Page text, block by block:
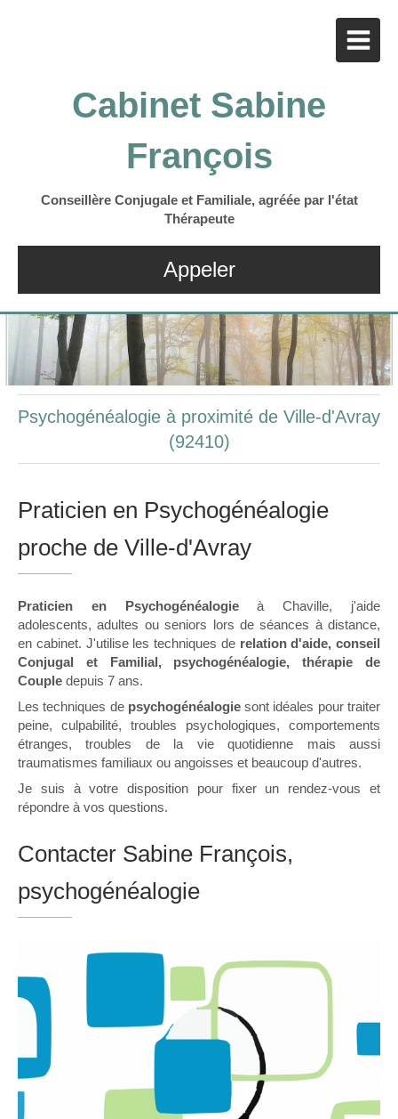
Cabinet Sabine
François
Conseillère Conjugale et Familiale, agréée par l'état
Thérapeute
Appeler
Psychogénéalogie à proximité de Ville-d'Avray
(92410)
Praticien en Psychogénéalogie
proche de Ville-d'Avray
Praticien en Psychogénéalogieà Chaville, j'aide
adolescents, adultes ou seniors lors de séances à distance,
en cabinet. J'utilise les techniques de relation d'aide, conseil
Conjugal et Familial, psychogénéalogie, thérapie de
Couple depuis 7 ans.
Les techniques de psychogénéalogiesont idéales pour traiter
peine, culpabilité, troubles psychologiques, comportements
étranges, troubles de la vie quotidienne mais aussi
traumatismes familiaux ou angoisses et beaucoup d'autres.
Je suis à votre disposition pour fixer un rendez-vous et
répondre à vos questions.
Contacter Sabine François,
psychogénéalogie